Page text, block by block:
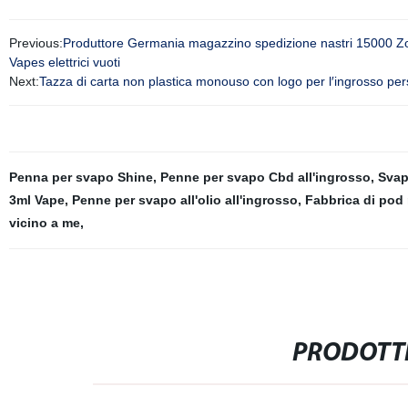
Previous:Produttore Germania magazzino spedizione nastri 15000
Vapes elettrici vuoti
Next:Tazza di carta non plastica monouso con logo per l′ingrosso
Penna per svapo Shine, Penne per svapo Cbd all'ingrosso,
3ml Vape, Penne per svapo all'olio all'ingrosso, Fabbrica di pod
vicino a me,